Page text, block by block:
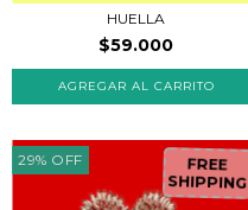
HUELLA
$59.000
29% OFF FREE
SHIPPING